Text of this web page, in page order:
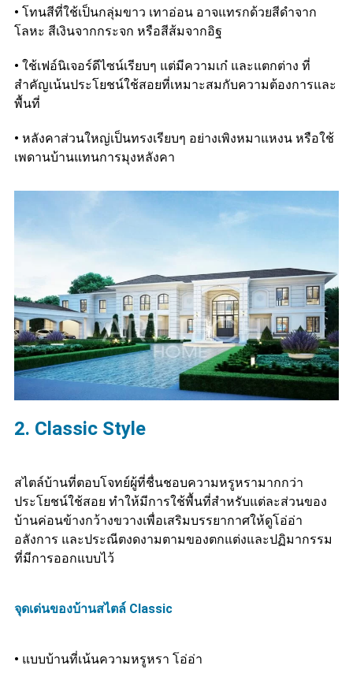
• โทนสีที่ใช้เป็นกลุ่มขาว เทาอ่อน อาจแทรกด้วยสีดำจาก
โลหะ สีเงินจากกระจก หรือสีส้มจากอิฐ
• ใช้เฟอ์นิเจอร์ดีไซน์เรียบๆ แต่มีความเก๋ และแตกต่าง ที่
สำคัญเน้นประโยชน์ใช้สอยที่เหมาะสมกับความต้องการและ
พื้นที่
• หลังคาส่วนใหญ่เป็นทรงเรียบๆ อย่างเพิงหมาแหงน หรือใช้
เพดานบ้านแทนการมุงหลังคา
2. Classic Style
สไตล์บ้านที่ตอบโจทย์ผู้ที่ชื่นชอบความหรูหรามากกว่า
ประโยชน์ใช้สอย ทำให้มีการใช้พื้นที่สำหรับแต่ละส่วนของ
บ้านค่อนข้างกว้างขวางเพื่อเสริมบรรยากาศให้ดูโอ่อ่า
อลังการ และประณีตงดงามตามของตกแต่งและปฏิมากรรม
ที่มีการออกแบบไว้
จุดเด่นของบ้านสไตล์ Classic
• แบบบ้านที่เน้นความหรูหรา โอ่อ่า